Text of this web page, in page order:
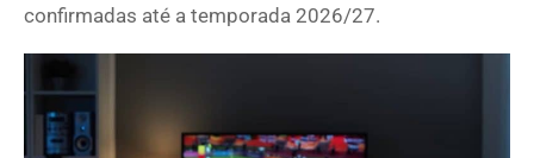
confirmadas até a temporada 2026/27.